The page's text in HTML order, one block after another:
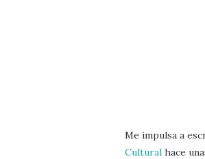
Me impulsa a
Cultural hace